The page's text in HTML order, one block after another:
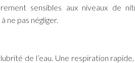
sensibles aux niveaux de
ne pas négliger.
de l’eau. Une respiration rapide,